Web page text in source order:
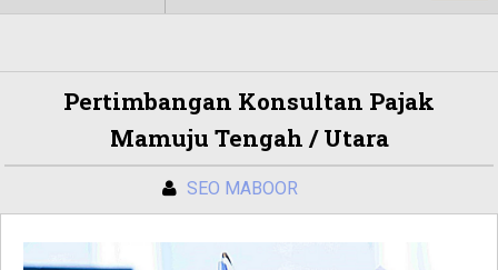
Pertimbangan Konsultan Pajak
Mamuju Tengah / Utara
SEO MABOOR